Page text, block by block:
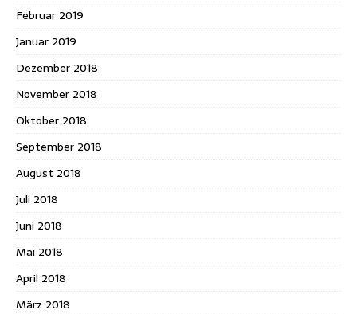
Februar 2019
Januar 2019
Dezember 2018
November 2018
Oktober 2018
September 2018
August 2018
Juli 2018
Juni 2018
Mai 2018
April 2018
März 2018